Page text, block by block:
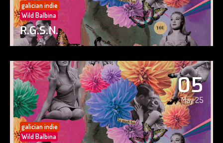
galician indie
Wild Balbina
R.G.S.N.
05
May 25
galician indie
Wild Balbina